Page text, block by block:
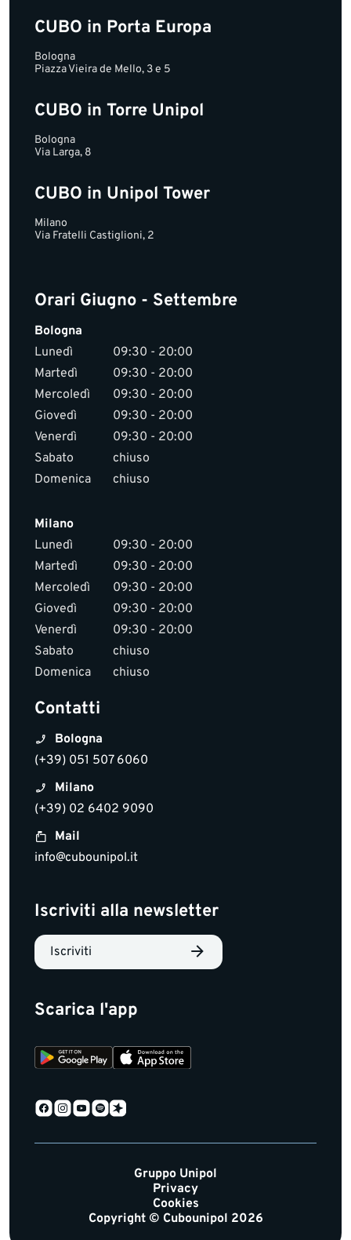
CUBO in Porta Europa
Bologna
Piazza Vieira de Mello, 3 e 5
CUBO in Torre Unipol
Bologna
Via Larga, 8
CUBO in Unipol Tower
Milano
Via Fratelli Castiglioni, 2
Orari Giugno - Settembre
Bologna
Lunedì
09:30 - 20:00
Martedì
09:30 - 20:00
Mercoledì
09:30 - 20:00
Giovedì
09:30 - 20:00
Venerdì
09:30 - 20:00
Sabato
chiuso
Domenica
chiuso
Milano
Lunedì
09:30 - 20:00
Martedì
09:30 - 20:00
Mercoledì
09:30 - 20:00
Giovedì
09:30 - 20:00
Venerdì
09:30 - 20:00
Sabato
chiuso
Domenica
chiuso
Contatti
Bologna
(+39) 051 507 6060
Milano
(+39) 02 6402 9090
Mail
info@cubounipol.it
Iscriviti alla newsletter
Iscriviti
Scarica l'app
Gruppo Unipol
Privacy
Cookies
Copyright © Cubounipol 2026